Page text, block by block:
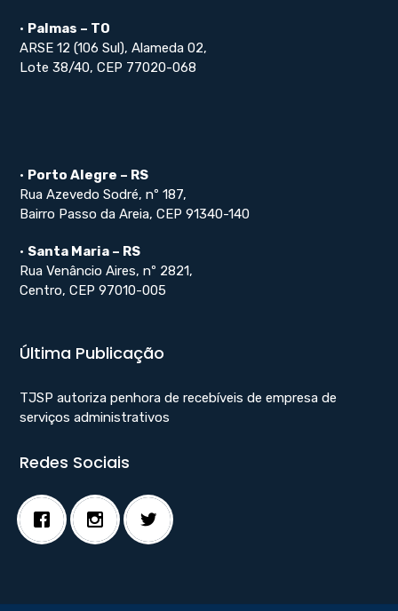
• Palmas – TO
ARSE 12 (106 Sul), Alameda 02,
Lote 38/40, CEP 77020-068
• Porto Alegre – RS
Rua Azevedo Sodré, nº 187,
Bairro Passo da Areia, CEP 91340-140
• Santa Maria – RS
Rua Venâncio Aires, nº 2821,
Centro, CEP 97010-005
Última Publicação
TJSP autoriza penhora de recebíveis de empresa de
serviços administrativos
Redes Sociais